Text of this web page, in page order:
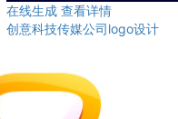
在线生成 查看详情
创意科技传媒公司logo设计